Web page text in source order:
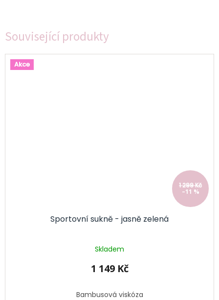
Související produkty
Akce
1 299 Kč
–11 %
Sportovní sukně - jasně zelená
Skladem
1 149 Kč
Bambusová viskóza